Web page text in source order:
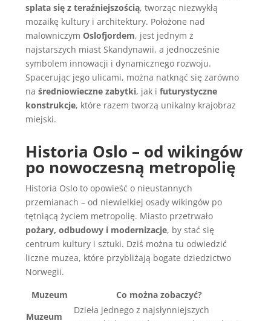
splata się z teraźniejszością, tworząc niezwykłą
mozaikę kultury i architektury. Położone nad
malowniczymOslofjordem, jest jednym z
najstarszych miast Skandynawii, a jednocześnie
symbolem innowacji i dynamicznego rozwoju.
Spacerując jego ulicami, można natknąć się zarówno
naśredniowieczne zabytki, jak ifuturystyczne
konstrukcje, które razem tworzą unikalny krajobraz
miejski.
Historia Oslo – od wikingów
po nowoczesną metropolię
Historia Oslo to opowieść o nieustannych
przemianach – od niewielkiej osady wikingów po
tętniącą życiem metropolię. Miasto przetrwało
pożary, odbudowy i modernizacje, by stać się
centrum kultury i sztuki. Dziś można tu odwiedzić
liczne muzea, które przybliżają bogate dziedzictwo
Norwegii.
Muzeum
Co można zobaczyć?
Muzeum
Dzieła jednego z najsłynniejszych